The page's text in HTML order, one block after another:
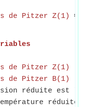
de Pitzer Z(1)
= (
de Pitzer Z(1)
de Pitzer B(1)
réduite est le
réduite